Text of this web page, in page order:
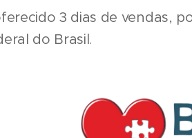
3 dias de vendas,
do Brasil.